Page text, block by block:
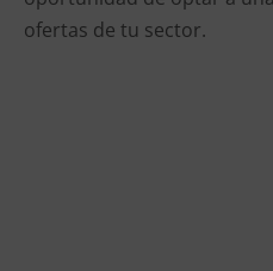
ofertas de tu sector.